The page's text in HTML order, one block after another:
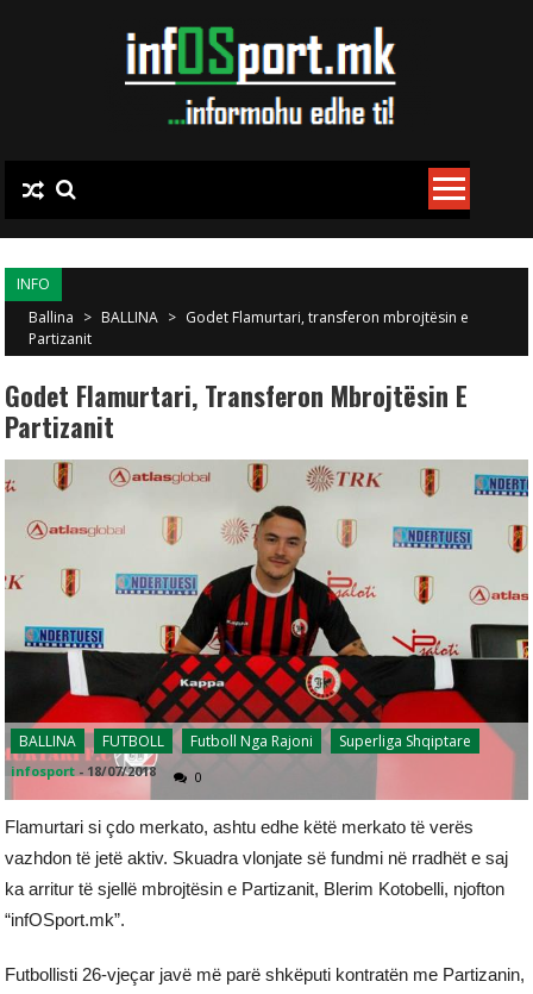
INFO
Ballina > BALLINA > Godet Flamurtari, transferon mbrojtësin e
Partizanit
Godet Flamurtari, Transferon Mbrojtësin E
Partizanit
BALLINA FUTBOLL Futboll Nga Rajoni Superliga Shqiptare
infosport - 18/07/2018 0
Flamurtari si çdo merkato, ashtu edhe këtë merkato të verës
vazhdon të jetë aktiv. Skuadra vlonjate së fundmi në rradhët e saj
ka arritur të sjellë mbrojtësin e Partizanit, Blerim Kotobelli, njofton
“infOSport.mk”.
Futbollisti 26-vjeçar javë më parë shkëputi kontratën me Partizanin,